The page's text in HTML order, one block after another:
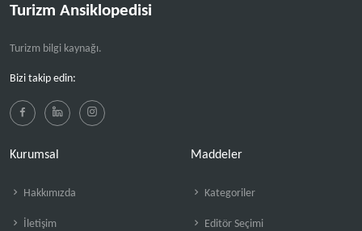
Turizm Ansiklopedisi
Turizm bilgi kaynağı.
Bizi takip edin:
Kurumsal
Hakkımızda
İletişim
Maddeler
Kategoriler
Editör Seçimi